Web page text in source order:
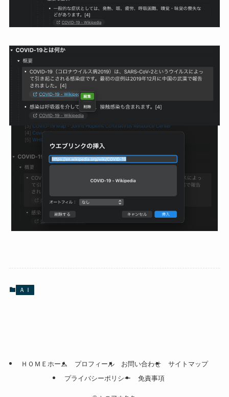
ＡＩ
ＨＯＭＥホーム プロフィール お問い合わせ
サイトマップ
プライバシーポリシー
免責事項